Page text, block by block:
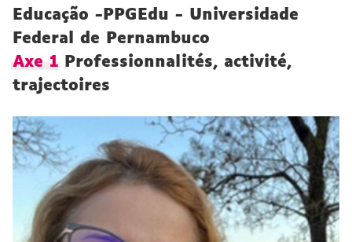
Educação -PPGEdu - Universidade
Federal de Pernambuco
Axe 1 Professionnalités, activité,
trajectoires